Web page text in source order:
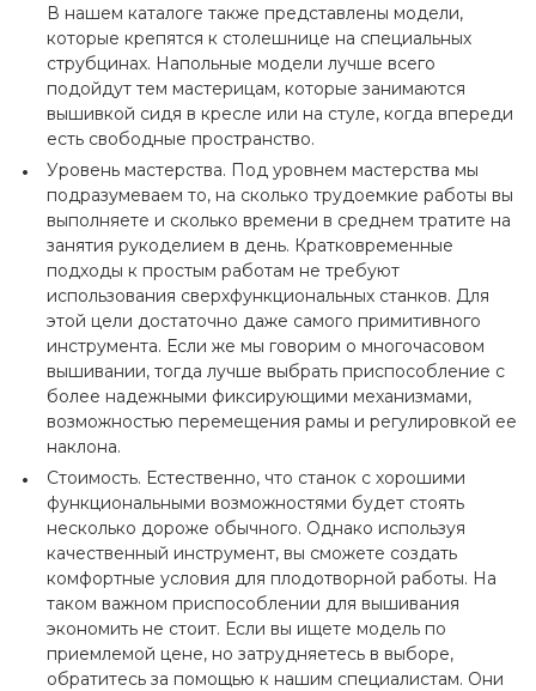
В нашем каталоге также представлены модели,
которые крепятся к столешнице на специальных
струбцинах. Напольные модели лучше всего
подойдут тем мастерицам, которые занимаются
вышивкой сидя в кресле или на стуле, когда впереди
есть свободные пространство.
Уровень мастерства. Под уровнем мастерства мы
подразумеваем то, на сколько трудоемкие работы вы
выполняете и сколько времени в среднем тратите на
занятия рукоделием в день. Кратковременные
подходы к простым работам не требуют
использования сверхфункциональных станков. Для
этой цели достаточно даже самого примитивного
инструмента. Если же мы говорим о многочасовом
вышивании, тогда лучше выбрать приспособление с
более надежными фиксирующими механизмами,
возможностью перемещения рамы и регулировкой ее
наклона.
Стоимость. Естественно, что станок с хорошими
функциональными возможностями будет стоять
несколько дороже обычного. Однако используя
качественный инструмент, вы сможете создать
комфортные условия для плодотворной работы. На
таком важном приспособлении для вышивания
экономить не стоит. Если вы ищете модель по
приемлемой цене, но затрудняетесь в выборе,
обратитесь за помощью к нашим специалистам. Они